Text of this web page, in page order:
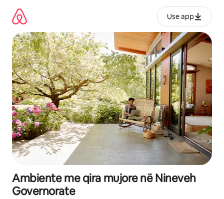
përmbajtja
Use app
Ambiente me qira mujore në Nineveh
Governorate